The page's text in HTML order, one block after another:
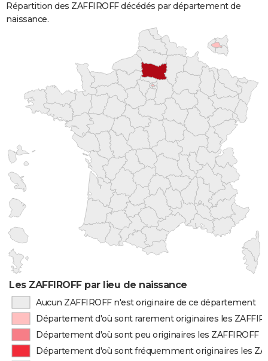
Répartition des ZAFFIROFF décédés par département de
naissance.
Les ZAFFIROFF par lieu de naissance
Aucun ZAFFIROFF n'est originaire de ce département
Département d'où sont rarement originaires les
Département d'où sont peu originaires les ZAFFIROFF
Département d'où sont fréquemment originaires les